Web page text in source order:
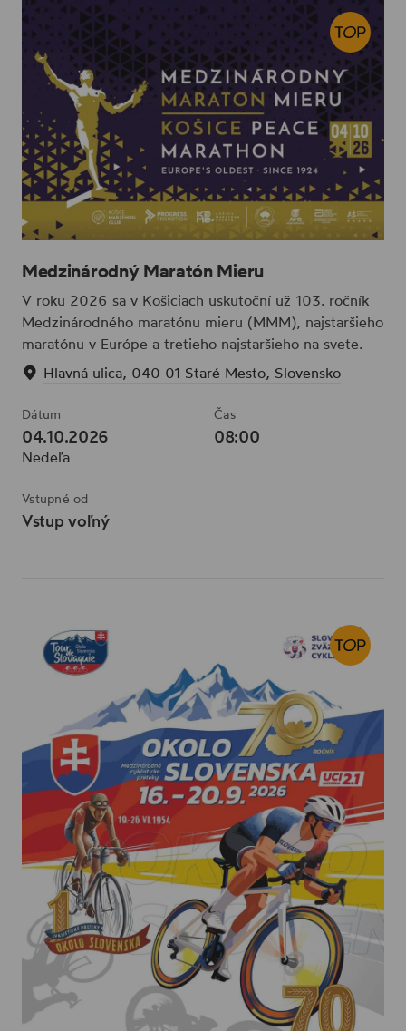
Medzinárodný Maratón Mieru
V roku 2026 sa v Košiciach uskutoční už 103. ročník
Medzinárodného maratónu mieru (MMM), najstaršieho
maratónu v Európe a tretieho najstaršieho na svete.
Hlavná ulica, 040 01 Staré Mesto, Slovensko
Dátum
04.10.2026
Nedeľa
Čas
08:00
Vstupné od
Vstup voľný